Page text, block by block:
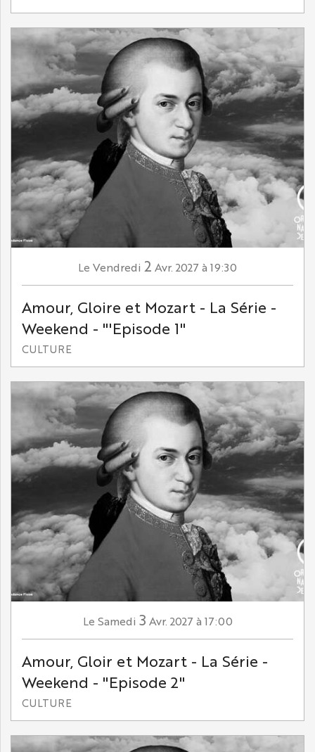
Le Vendredi 2 Avr. 2027à 19:30
Amour, Gloire et Mozart - La Série -
Weekend - "'Episode 1"
CULTURE
Le Samedi 3 Avr. 2027 à 17:00
Amour, Gloir et Mozart - La Série -
Weekend - "Episode 2"
CULTURE